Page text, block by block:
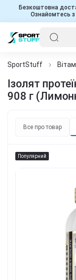
Безкоштовна
Ознайомтесь
SportStuff
Ізолят
908 г
Все про товар
Популярний